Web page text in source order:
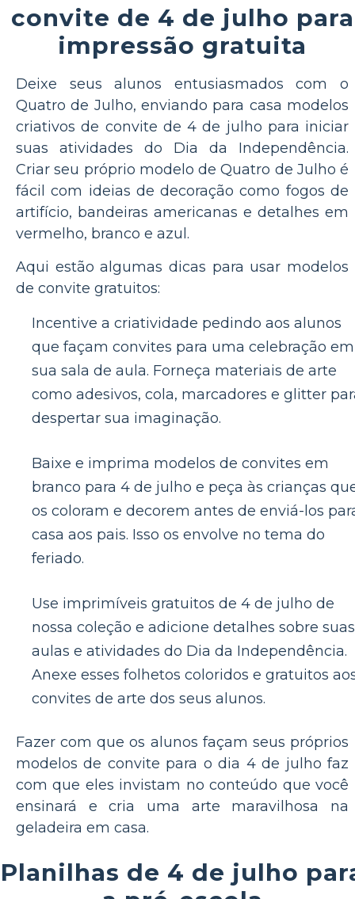
convite de 4 de julho para
impressão gratuita
Deixe seus alunos entusiasmados com o
Quatro de Julho, enviando para casa modelos
criativos de convite de 4 de julho para iniciar
suas atividades do Dia da Independência.
Criar seu próprio modelo de Quatro de Julho é
fácil com ideias de decoração como fogos de
artifício, bandeiras americanas e detalhes em
vermelho, branco e azul.
Aqui estão algumas dicas para usar modelos
de convite gratuitos:
Incentive a criatividade pedindo aos alunos
que façam convites para uma celebração em
sua sala de aula. Forneça materiais de arte
como adesivos, cola, marcadores e glitter
despertar sua imaginação.
Baixe e imprima modelos de convites em
branco para 4 de julho e peça às crianças
os coloram e decorem antes de enviá-los
casa aos pais. Isso os envolve no tema do
feriado.
Use imprimíveis gratuitos de 4 de julho de
nossa coleção e adicione detalhes sobre suas
aulas e atividades do Dia da Independência.
Anexe esses folhetos coloridos e gratuitos
convites de arte dos seus alunos.
Fazer com que os alunos façam seus próprios
modelos de convite para o dia 4 de julho faz
com que eles invistam no conteúdo que você
ensinará e cria uma arte maravilhosa na
geladeira em casa.
Planilhas de 4 de julho